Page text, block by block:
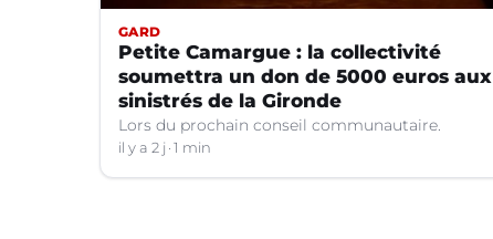
GARD
Petite Camargue : la collectivité
soumettra un don de 5000 euros aux
sinistrés de la Gironde
Lors du prochain conseil communautaire.
il y a 2 j 1 min